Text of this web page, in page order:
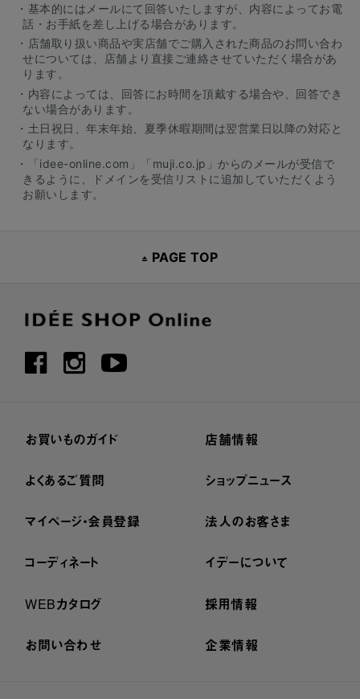
・基本的にはメールにて回答いたしますが、内容によってお電
話・お手紙を差し上げる場合があります。
・店舗取り扱い商品や実店舗でご購入された商品のお問い合わ
せについては、店舗より直接ご連絡させていただく場合があ
ります。
・内容によっては、回答にお時間を頂戴する場合や、回答でき
ない場合があります。
・土日祝日、年末年始、夏季休暇期間は翌営業日以降の対応と
なります。
・「idee-online.com」「muji.co.jp」からのメールが受信で
きるように、ドメインを受信リストに追加していただくよう
お願いします。
PAGE TOP
お買いものガイド
よくあるご質問
マイページ・会員登録
コーディネート
WEBカタログ
お問い合わせ
店舗情報
ショップニュース
法人のお客さま
イデーについて
採用情報
企業情報